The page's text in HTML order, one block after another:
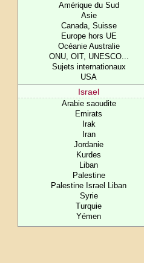
Amérique du Sud
Asie
Canada, Suisse
Europe hors UE
Océanie Australie
ONU, OIT, UNESCO...
Sujets internationaux
USA
Israel
Arabie saoudite
Emirats
Irak
Iran
Jordanie
Kurdes
Liban
Palestine
Palestine Israel Liban
Syrie
Turquie
Yémen